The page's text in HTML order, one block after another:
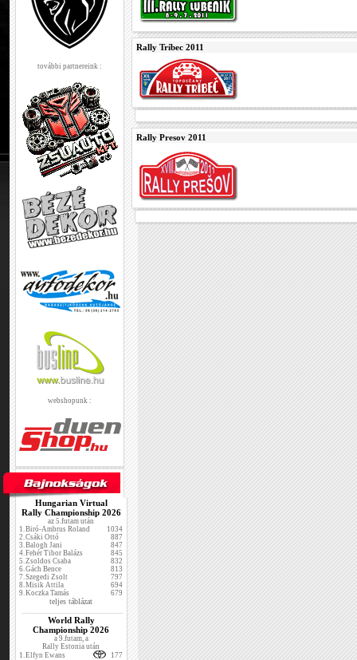
további partnereink :
webshopunk :
Hungarian Virtual
Rally Championship 2026
az 5.futam után
1.Biró-Ambrus Roland
1034
2.Csáki Ottó
887
3.Balogh Jani
847
4.Fehér Tibor Balázs
845
5.Zsoldos Csaba
832
6.Gách Bence
813
7.Szegedi Zsolt
797
8.Misik Attila
694
9.Koczka Tamás 679
teljes táblázat
World Rally
Championship 2026
a 9.futam, a
Rally Estonia után
1.Elfyn Ewans
177
Rally Tríbec 2011
Rally Presov 2011